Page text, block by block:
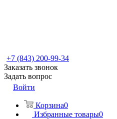
+7 (843) 200-99-34
Заказать звонок
Задать вопрос
Войти
Корзина0
Избранные товары0